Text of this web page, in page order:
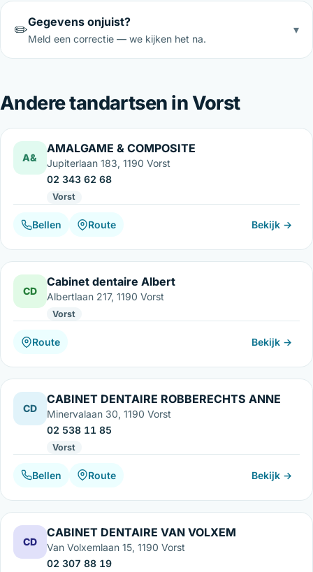
✏️Gegevens onjuist?
Meld een correctie — we kijken het na.
▾
Andere tandartsen in Vorst
A&
AMALGAME & COMPOSITE
Jupiterlaan 183, 1190 Vorst
02 343 62 68
Vorst
Bellen Route Bekijk →
CD
Cabinet dentaire Albert
Albertlaan 217, 1190 Vorst
Vorst
Route Bekijk →
CD
CABINET DENTAIRE ROBBERECHTS ANNE
Minervalaan 30, 1190 Vorst
02 538 11 85
Vorst
Bellen Route Bekijk →
CD
CABINET DENTAIRE VAN VOLXEM
Van Volxemlaan 15, 1190 Vorst
02 307 88 19